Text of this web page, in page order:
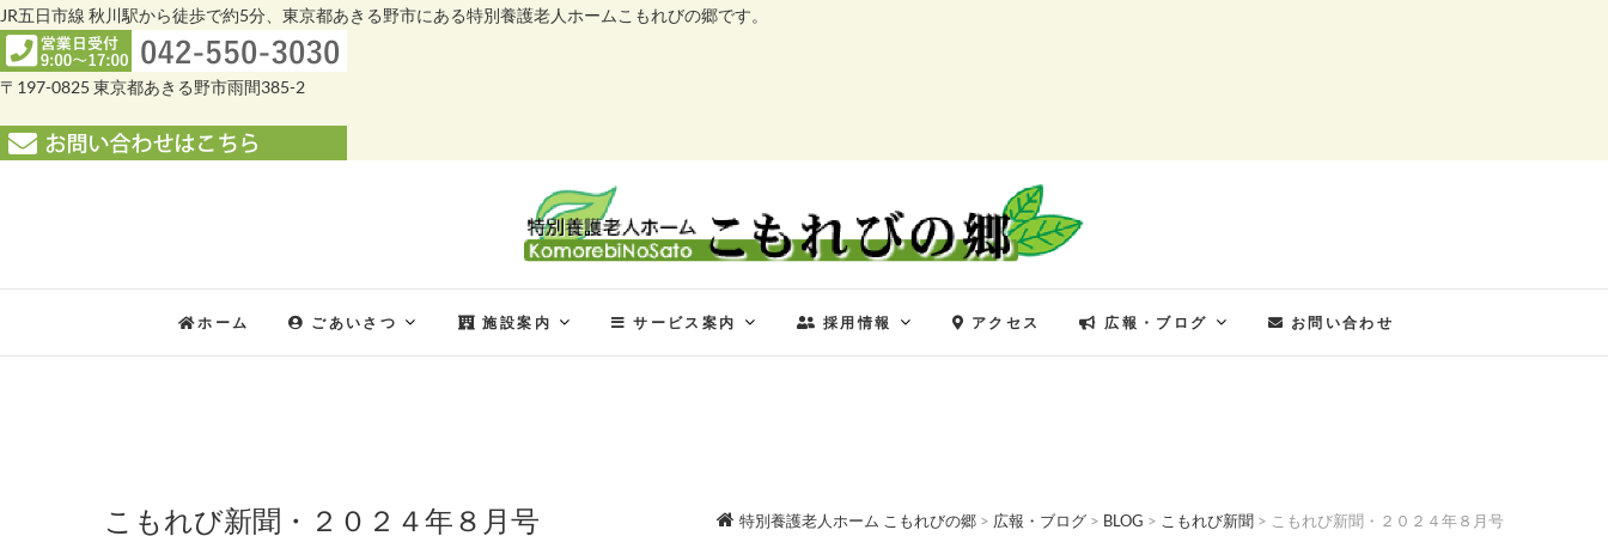
JR五日市線 秋川駅から徒歩で約5分、東京都あきる野市にある特別養護老人ホームこもれびの郷です。
〒197-0825 東京都あきる野市雨間385-2
特別養護老人ホーム こもれびの郷
ホーム ごあいさつ 施設案内 サービス案内 採用情報 アクセス 広報・ブログ お問い合わせ
こもれび新聞・２０２４年８月号 特別養護老人ホーム こもれびの郷 > 広報・ブログ > BLOG > こもれび新聞 > こもれび新聞・２０２４年８月号